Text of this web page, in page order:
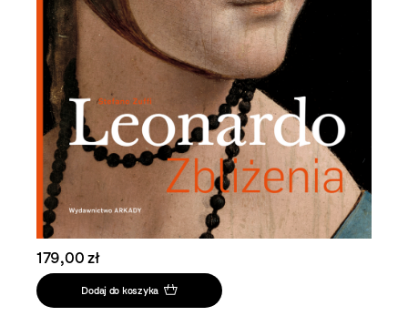
179,00 zł
Dodaj do koszyka